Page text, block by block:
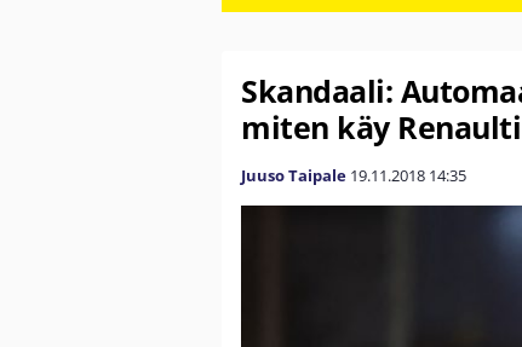
Skandaali:
miten käy
Juuso Taipale 19.11.2018 14:35